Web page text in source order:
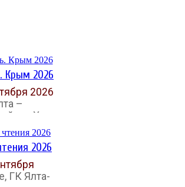
Крым 2026
2026
–
X
2026
ГК Ялта-